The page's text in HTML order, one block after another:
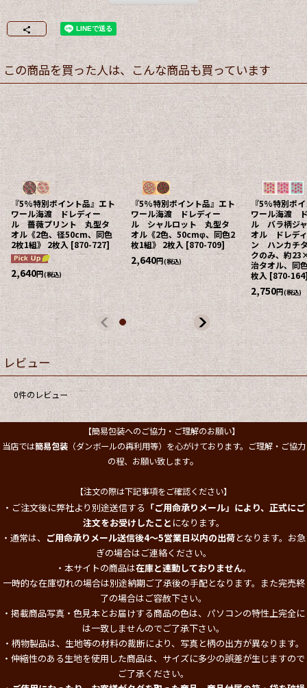
この商品を買った人は、こんな商品も買っています
『5%特別ポイント品』エト
ワール海渡 ドレディー
ル 薔薇プリント 丸型タ
オル《2色、径50cm、同色
2枚1組》 2枚入[870-727]
2,640円(税込)
『5%特別ポイント品』エト
ワール海渡 ドレディー
ル シャルロット 丸型タ
オル《2色、50cmφ、同色2
枚1組》 2枚入[870-709]
2,640円(税込)
『5%特別ポ
ワール海渡
ル バラ柄ジ
オル ドレデ
ン ハンカチ
クのみ、約
治タオル、同
枚入[870-164
2,750円(税込)
レビュー
0件のレビュー
【簡易包装へのご協力・ご理解のお願い】
当店では簡易包装（ダンボールの再利用等）を心がけております。ご理解・ご協力
の程、お願い致します。
【注文の際は下記事項をご確認ください】
・ご注文後に弊社より別途送信する 「ご用命承りメール」により、正式にご
注文をお受けしたこと になります。
・通常は、 ご用命承りメール送信後4～5営業日以内の出荷となります。お急
ぎの場合はご連絡ください。
・本サイトの商品は在庫と連動しておりません。
一時的な在庫切れの場合は別途納期ご了承後の手配となります。また完売終
了の場合はご容赦下さい。
・掲載商品写真・色見本とお届けする商品の色は、パソコンの特性上完全に
は一致しませんのでご了承下さい。
・柄物製品は、生地等の材料の裁断により、写真と柄の出方が異なります。
・伸縮性のある生地を使用した商品は、サイズに多少の誤差が生じますので
ご了承ください。